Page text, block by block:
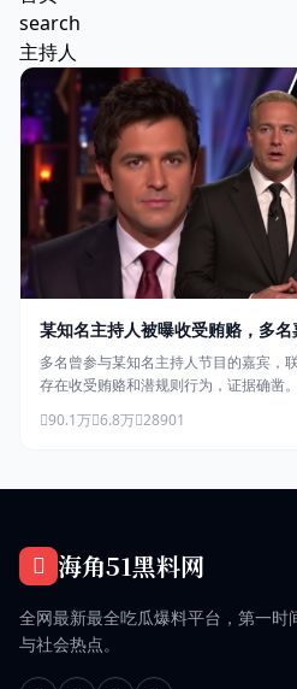
search
主持人
某知名主持人被曝收受贿赂，多
多名曾参与某知名主持人节目的嘉宾，
存在收受贿赂和潜规则行为，证据确凿。
90.1万 6.8万 28901
海角51黑料网
全网最新最全吃瓜爆料平台，第一
与社会热点。